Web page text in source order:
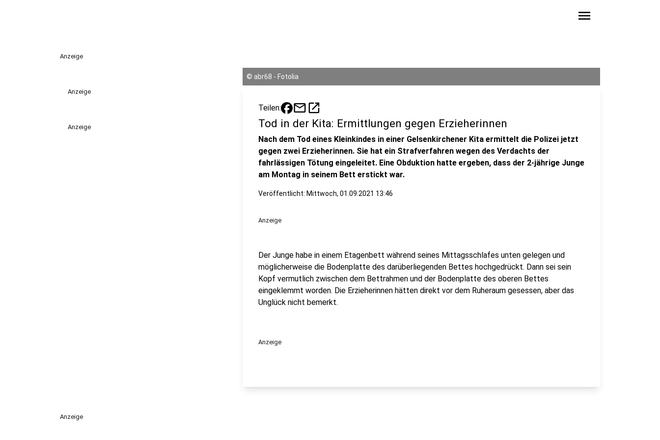
menu
Anzeige
Anzeige
Anzeige
© abr68 - Fotolia
Teilen: mailopen_in_new
Tod in der Kita: Ermittlungen gegen Erzieherinnen
Nach dem Tod eines Kleinkindes in einer Gelsenkirchener Kita ermittelt die Polizei jetzt
gegen zwei Erzieherinnen. Sie hat ein Strafverfahren wegen des Verdachts der
fahrlässigen Tötung eingeleitet. Eine Obduktion hatte ergeben, dass der 2-jährige Junge
am Montag in seinem Bett erstickt war.
Veröffentlicht: Mittwoch, 01.09.2021 13:46
Anzeige
Der Junge habe in einem Etagenbett während seines Mittagsschlafes unten gelegen und
möglicherweise die Bodenplatte des darüberliegenden Bettes hochgedrückt. Dann sei sein
Kopf vermutlich zwischen dem Bettrahmen und der Bodenplatte des oberen Bettes
eingeklemmt worden. Die Erzieherinnen hätten direkt vor dem Ruheraum gesessen, aber das
Unglück nicht bemerkt.
Anzeige
Anzeige